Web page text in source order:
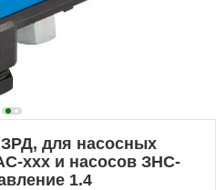
для насосных
ххх и насосов ЗНС-
1.4